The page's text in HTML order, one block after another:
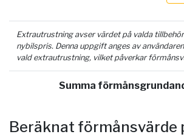
Extrautrustning avser värdet på valda
nybilspris. Denna uppgift anges av
vald extrautrustning, vilket påverkar
Summa
Beräknat förmånsvärde